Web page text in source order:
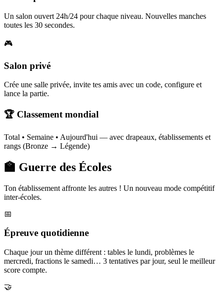
Un salon ouvert 24h/24 pour chaque niveau. Nouvelles manches
toutes les 30 secondes.
🎮
Salon privé
Crée une salle privée, invite tes amis avec un code, configure et
lance la partie.
🏆 Classement mondial
Total • Semaine • Aujourd'hui — avec drapeaux, établissements et
rangs (Bronze → Légende)
🏫 Guerre des Écoles
Ton établissement affronte les autres ! Un nouveau mode compétitif
inter-écoles.
📅
Épreuve quotidienne
Chaque jour un thème différent : tables le lundi, problèmes le
mercredi, fractions le samedi… 3 tentatives par jour, seul le meilleur
score compte.
🤝